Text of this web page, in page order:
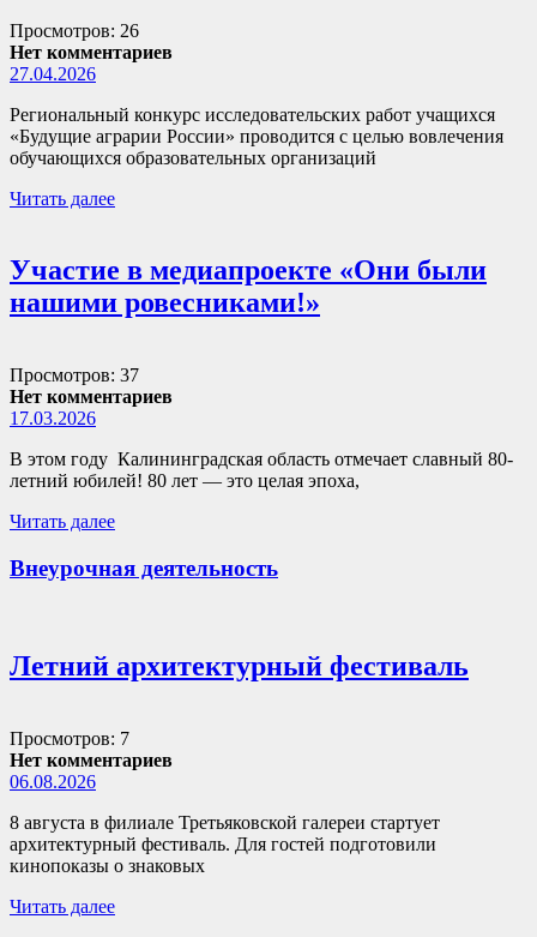
Просмотров: 26
Нет комментариев
27.04.2026
Региональный конкурс исследовательских работ учащихся
«Будущие аграрии России» проводится с целью вовлечения
обучающихся образовательных организаций
Читать далее
Участие в медиапроекте «Они были
нашими ровесниками!»
Просмотров: 37
Нет комментариев
17.03.2026
В этом году Калининградская область отмечает славный 80-
летний юбилей! 80 лет — это целая эпоха,
Читать далее
Внеурочная деятельность
Летний архитектурный фестиваль
Просмотров: 7
Нет комментариев
06.08.2026
8 августа в филиале Третьяковской галереи стартует
архитектурный фестиваль. Для гостей подготовили
кинопоказы о знаковых
Читать далее